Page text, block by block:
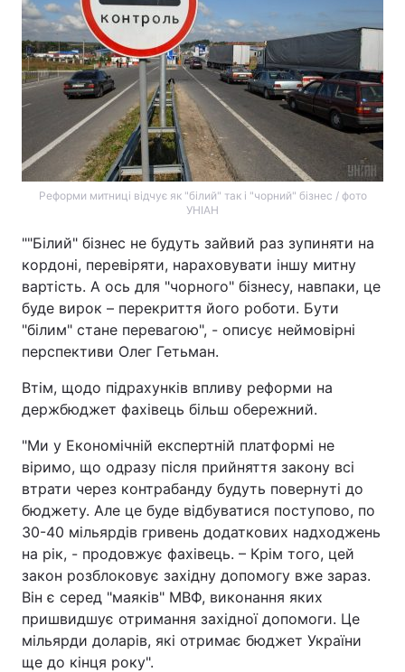
Реформи митниці відчує як "білий" так і "чорний" бізнес / фото
УНІАН
""Білий" бізнес не будуть зайвий раз зупиняти на
кордоні, перевіряти, нараховувати іншу митну
вартість. А ось для "чорного" бізнесу, навпаки, це
буде вирок – перекриття його роботи. Бути
"білим" стане перевагою", - описує неймовірні
перспективи Олег Гетьман.
Втім, щодо підрахунків впливу реформи на
держбюджет фахівець більш обережний.
"Ми у Економічній експертній платформі не
віримо, що одразу після прийняття закону всі
втрати через контрабанду будуть повернуті до
бюджету. Але це буде відбуватися поступово, по
30-40 мільярдів гривень додаткових надходжень
на рік, - продовжує фахівець. – Крім того, цей
закон розблоковує західну допомогу вже зараз.
Він є серед "маяків" МВФ, виконання яких
пришвидшує отримання західної допомоги. Це
мільярди доларів, які отримає бюджет України
ще до кінця року".